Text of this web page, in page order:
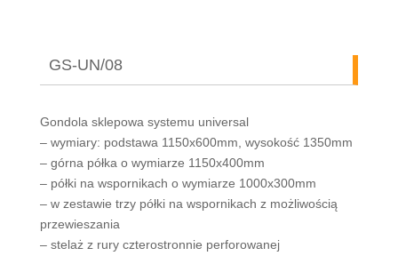
GS-UN/08
Gondola sklepowa systemu universal
– wymiary: podstawa 1150x600mm, wysokość 1350mm
– górna półka o wymiarze 1150x400mm
– półki na wspornikach o wymiarze 1000x300mm
– w zestawie trzy półki na wspornikach z możliwością
przewieszania
– stelaż z rury czterostronnie perforowanej